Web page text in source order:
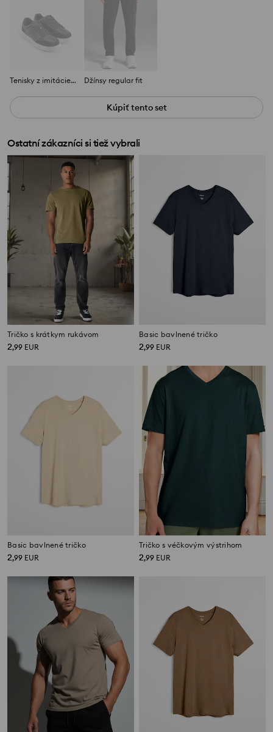
Tenisky z imitácie kože Džínsy regular fit
Kúpiť tento set
Ostatní zákazníci si tiež vybrali
Tričko s krátkym rukávom
2,99 EUR
Basic bavlnené tričko
2,99 EUR
Basic bavlnené tričko
2,99 EUR
Tričko s véčkovým výstrihom
2,99 EUR